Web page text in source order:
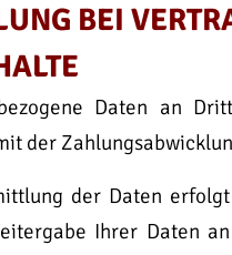
BEI
Daten an
der
der Daten
Ihrer Daten